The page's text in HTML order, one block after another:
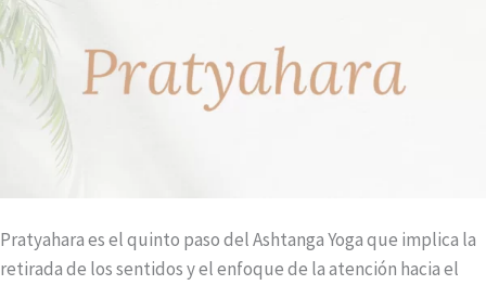
Pratyahara es el quinto paso del Ashtanga Yoga que implica la
retirada de los sentidos y el enfoque de la atención hacia el
Pratyahara?